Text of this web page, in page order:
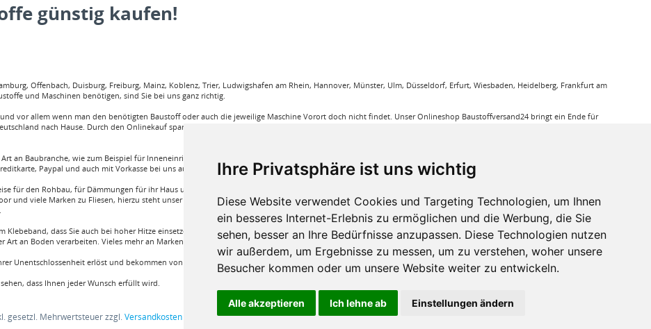
Ihre Privatsphäre ist uns wichtig
Diese Website verwendet Cookies und Targeting Technologien, um Ihnen
ein besseres Internet-Erlebnis zu ermöglichen und die Werbung, die Sie
sehen, besser an Ihre Bedürfnisse anzupassen. Diese Technologien nutzen
wir außerdem, um Ergebnisse zu messen, um zu verstehen, woher unsere
Besucher kommen oder um unsere Website weiter zu entwickeln.
Alle akzeptieren Ich lehne ab Einstellungen ändern
günstig kaufen!
Offenbach, Duisburg, Freiburg, Mainz, Koblenz, Trier, Ludwigshafen am Rhein, Hannover, Münster, Ulm, Düsseldorf, Erfurt, Wiesbaden, Heidelberg, Frankfurt am
und Maschinen benötigen, sind Sie bei uns ganz richtig.
vor allem wenn man den benötigten Baustoff oder auch die jeweilige Maschine Vorort doch nicht findet. Unser Onlineshop Baustoffversand24 bringt ein Ende für
nach Hause. Durch den Onlinekauf spart man sehr viel Zeit und körperliche Anstrengung. Sie bestellen bequem online und wir liefern die jeweiligen Produkte
an Baubranche, wie zum Beispiel für Inneneinrichtung, Böden und viele weitere. Wir garantieren Ihnen bei unseren Produkten den Triefpreis, Sie können sicher sein
Paypal und auch mit Vorkasse bei uns auf Rechnung Baustoffe kaufen.
für den Rohbau, für Dämmungen für ihr Haus und für den Innenausbau. Wir führen Außerdem eine große Auswahl an Bodenbelägen wie GUNREBEN Parkett, JOKA
und viele Marken zu Fliesen, hierzu steht unser Service Team aus Fachprofis zur Hilfe bereit. Baustoffe für den Außenbereich haben wir ebenso in unserem Sortiment
Klebeband, dass Sie auch bei hoher Hitze einsetzen können oder auch ein Klebstoff von Bona, dass für verkleben von Massivholzdielen in Einsatz kommt. Mit den
Art an Boden verarbeiten. Vieles mehr an Marken und Artikel nur bei uns im Onlineshop!
Unentschlossenheit erlöst und bekommen von einem Fachprofi die beste Produktwahl die für sie relevant ist.
dass Ihnen jeder Wunsch erfüllt wird.
gesetzl. Mehrwertsteuer zzgl.Versandkostenund ggf. Nachnahmegebühren, wenn nicht anders beschrieben